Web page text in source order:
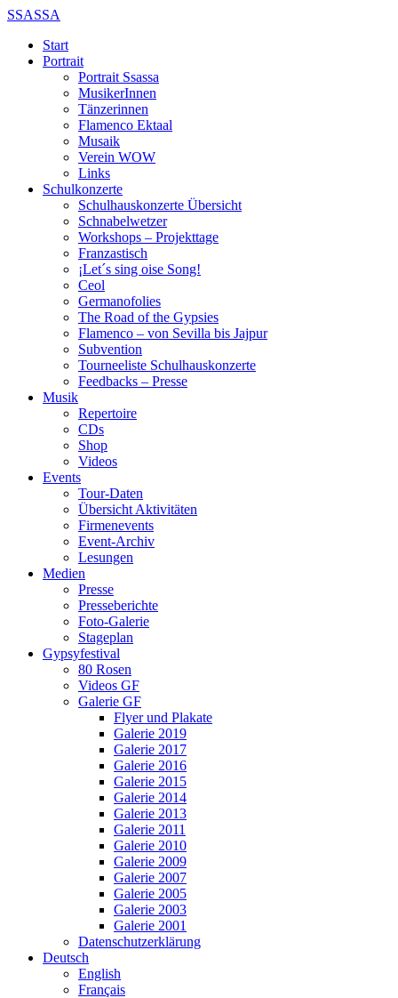
SSASSA
Start
Portrait
Portrait Ssassa
MusikerInnen
Tänzerinnen
Flamenco Ektaal
Musaik
Verein WOW
Links
Schulkonzerte
Schulhauskonzerte Übersicht
Schnabelwetzer
Workshops – Projekttage
Franzastisch
¡Let´s sing oise Song!
Ceol
Germanofolies
The Road of the Gypsies
Flamenco – von Sevilla bis Jajpur
Subvention
Tourneeliste Schulhauskonzerte
Feedbacks – Presse
Musik
Repertoire
CDs
Shop
Videos
Events
Tour-Daten
Übersicht Aktivitäten
Firmenevents
Event-Archiv
Lesungen
Medien
Presse
Presseberichte
Foto-Galerie
Stageplan
Gypsyfestival
80 Rosen
Videos GF
Galerie GF
Flyer und Plakate
Galerie 2019
Galerie 2017
Galerie 2016
Galerie 2015
Galerie 2014
Galerie 2013
Galerie 2011
Galerie 2010
Galerie 2009
Galerie 2007
Galerie 2005
Galerie 2003
Galerie 2001
Datenschutzerklärung
Deutsch
English
Français